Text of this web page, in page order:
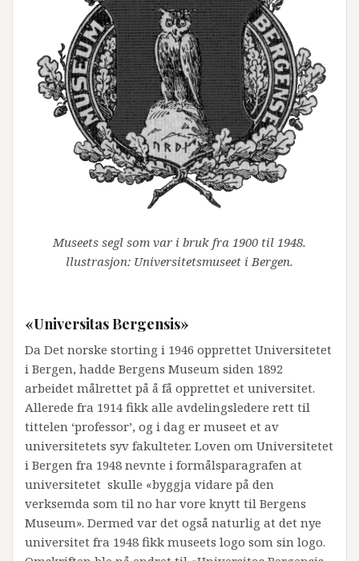
Museets segl som var i bruk fra 1900 til 1948.
llustrasjon: Universitetsmuseet i Bergen.
«Universitas Bergensis»
Da Det norske storting i 1946 opprettet Universitetet
i Bergen, hadde Bergens Museum siden 1892
arbeidet målrettet på å få opprettet et universitet.
Allerede fra 1914 fikk alle avdelingsledere rett til
tittelen ‘professor’, og i dag er museet et av
universitetets syv fakulteter. Loven om Universitetet
i Bergen fra 1948 nevnte i formålsparagrafen at
universitetet skulle «byggja vidare på den
verksemda som til no har vore knytt til Bergens
Museum». Dermed var det også naturlig at det nye
universitet fra 1948 fikk museets logo som sin logo.